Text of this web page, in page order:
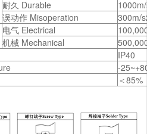
耐久 Durable
误动作 Misoperation
300m/
电气 Electrical
机械 Mechanical
IP40
-
＜85%